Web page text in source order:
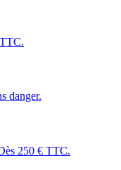
danger.
250 € TTC.